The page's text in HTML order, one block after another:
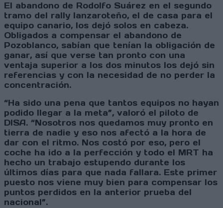
El abandono de Rodolfo Suárez en el segundo
tramo del rally lanzaroteño, el de casa para el
equipo canario, los dejó solos en cabeza.
Obligados a compensar el abandono de
Pozoblanco, sabían que tenían la obligación de
ganar, así que verse tan pronto con una
ventaja superior a los dos minutos los dejó sin
referencias y con la necesidad de no perder la
concentración.
“Ha sido una pena que tantos equipos no hayan
podido llegar a la meta”, valoró el piloto de
DISA. “Nosotros nos quedamos muy pronto en
tierra de nadie y eso nos afectó a la hora de
dar con el ritmo. Nos costó por eso, pero el
coche ha ido a la perfección y todo el MRT ha
hecho un trabajo estupendo durante los
últimos días para que nada fallara. Este primer
puesto nos viene muy bien para compensar los
puntos perdidos en la anterior prueba del
nacional”.